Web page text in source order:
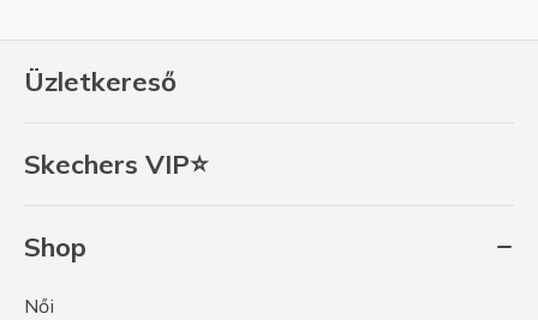
Üzletkereső
Skechers VIP⭐
Shop
Női